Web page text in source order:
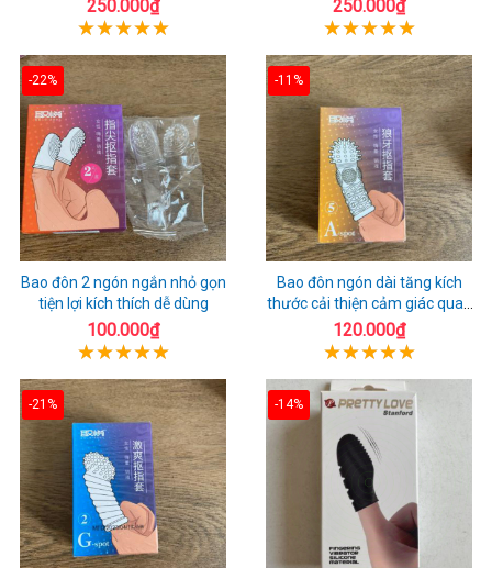
250.000₫ 250.000₫
-22%
Bao đôn 2 ngón ngắn nhỏ gọn
tiện lợi kích thích dễ dùng
100.000₫
-11%
Bao đôn ngón dài tăng kích
thước cải thiện cảm giác quan
hệ
120.000₫
-21% -14%